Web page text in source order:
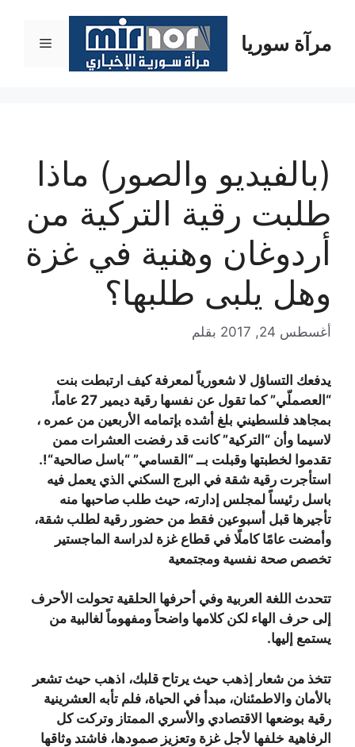
المحتوىمرآة سوريا القائمة
(بالفيديو والصور) ماذا
طلبت رقية التركية من
أردوغان وهنية في غزة
وهل يلبى طلبها؟
أغسطس 24, 2017 بقلم
يدفعك التساؤل لا شعورياً لمعرفة كيف ارتبطت بنت
“العصملّي” كما تقول عن نفسها رقية ديمير 27 عاماً،
بمجاهد فلسطيني بلغ أشده بإتمامه الأربعين من عمره ،
لاسيما وأن “التركية” كانت قد رفضت العشرات ممن
تقدموا لخطبتها وقبلت بــ “القسامي” “باسل صالحية“!
.
استأجرت رقية شقة في البرج السكني الذي يعمل فيه
باسل رئيساً لمجلس إدارته، حيث طلب صاحبها منه
تأجيرها قبل أسبوعين فقط من حضور رقية لطلب شقة،
وأمضت عامًا كاملًا في قطاع غزة لدراسة الماجستير
تخصص صحة نفسية ومجتمعية
تتحدث اللغة العربية وفي أحرفها الحلقية تحولت الأحرف
إلى حرف الهاء لكن كلامها واضحاً ومفهوماً لغالبية من
يستمع إليها.
تتخذ من شعار إذهب حيث يرتاح قلبك، اذهب حيث تشعر
بالأمان والاطمئنان، مبدأ في الحياة، فلم تأبه العشرينية
رقية بوضعها الاقتصادي والأسري الممتاز وتركت كل
الرفاهية خلفها لأجل غزة وتعزيز صمودها، فاشتد وثاقها